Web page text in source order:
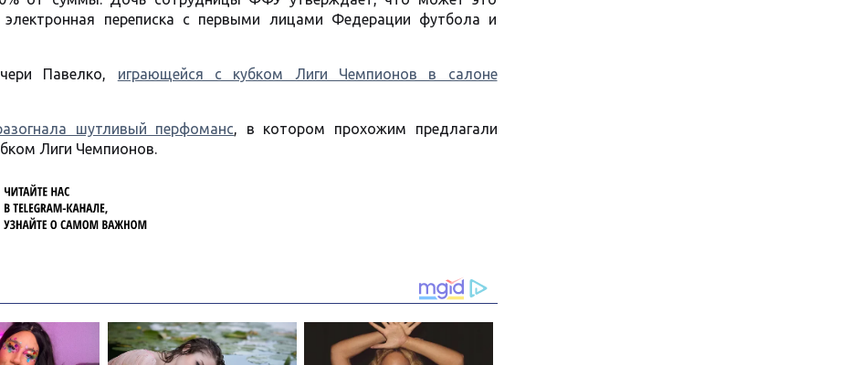
переписка с первыми лицами Федерации футбола и
Павелко, играющейся с кубком Лиги Чемпионов в салоне
шутливый перфоманс, в котором прохожим предлагали
Лиги Чемпионов.